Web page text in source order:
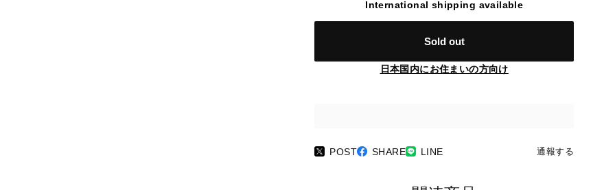
International shipping available
Sold out
日本国内にお住まいの方向け
POST SHARE LINE 通報する